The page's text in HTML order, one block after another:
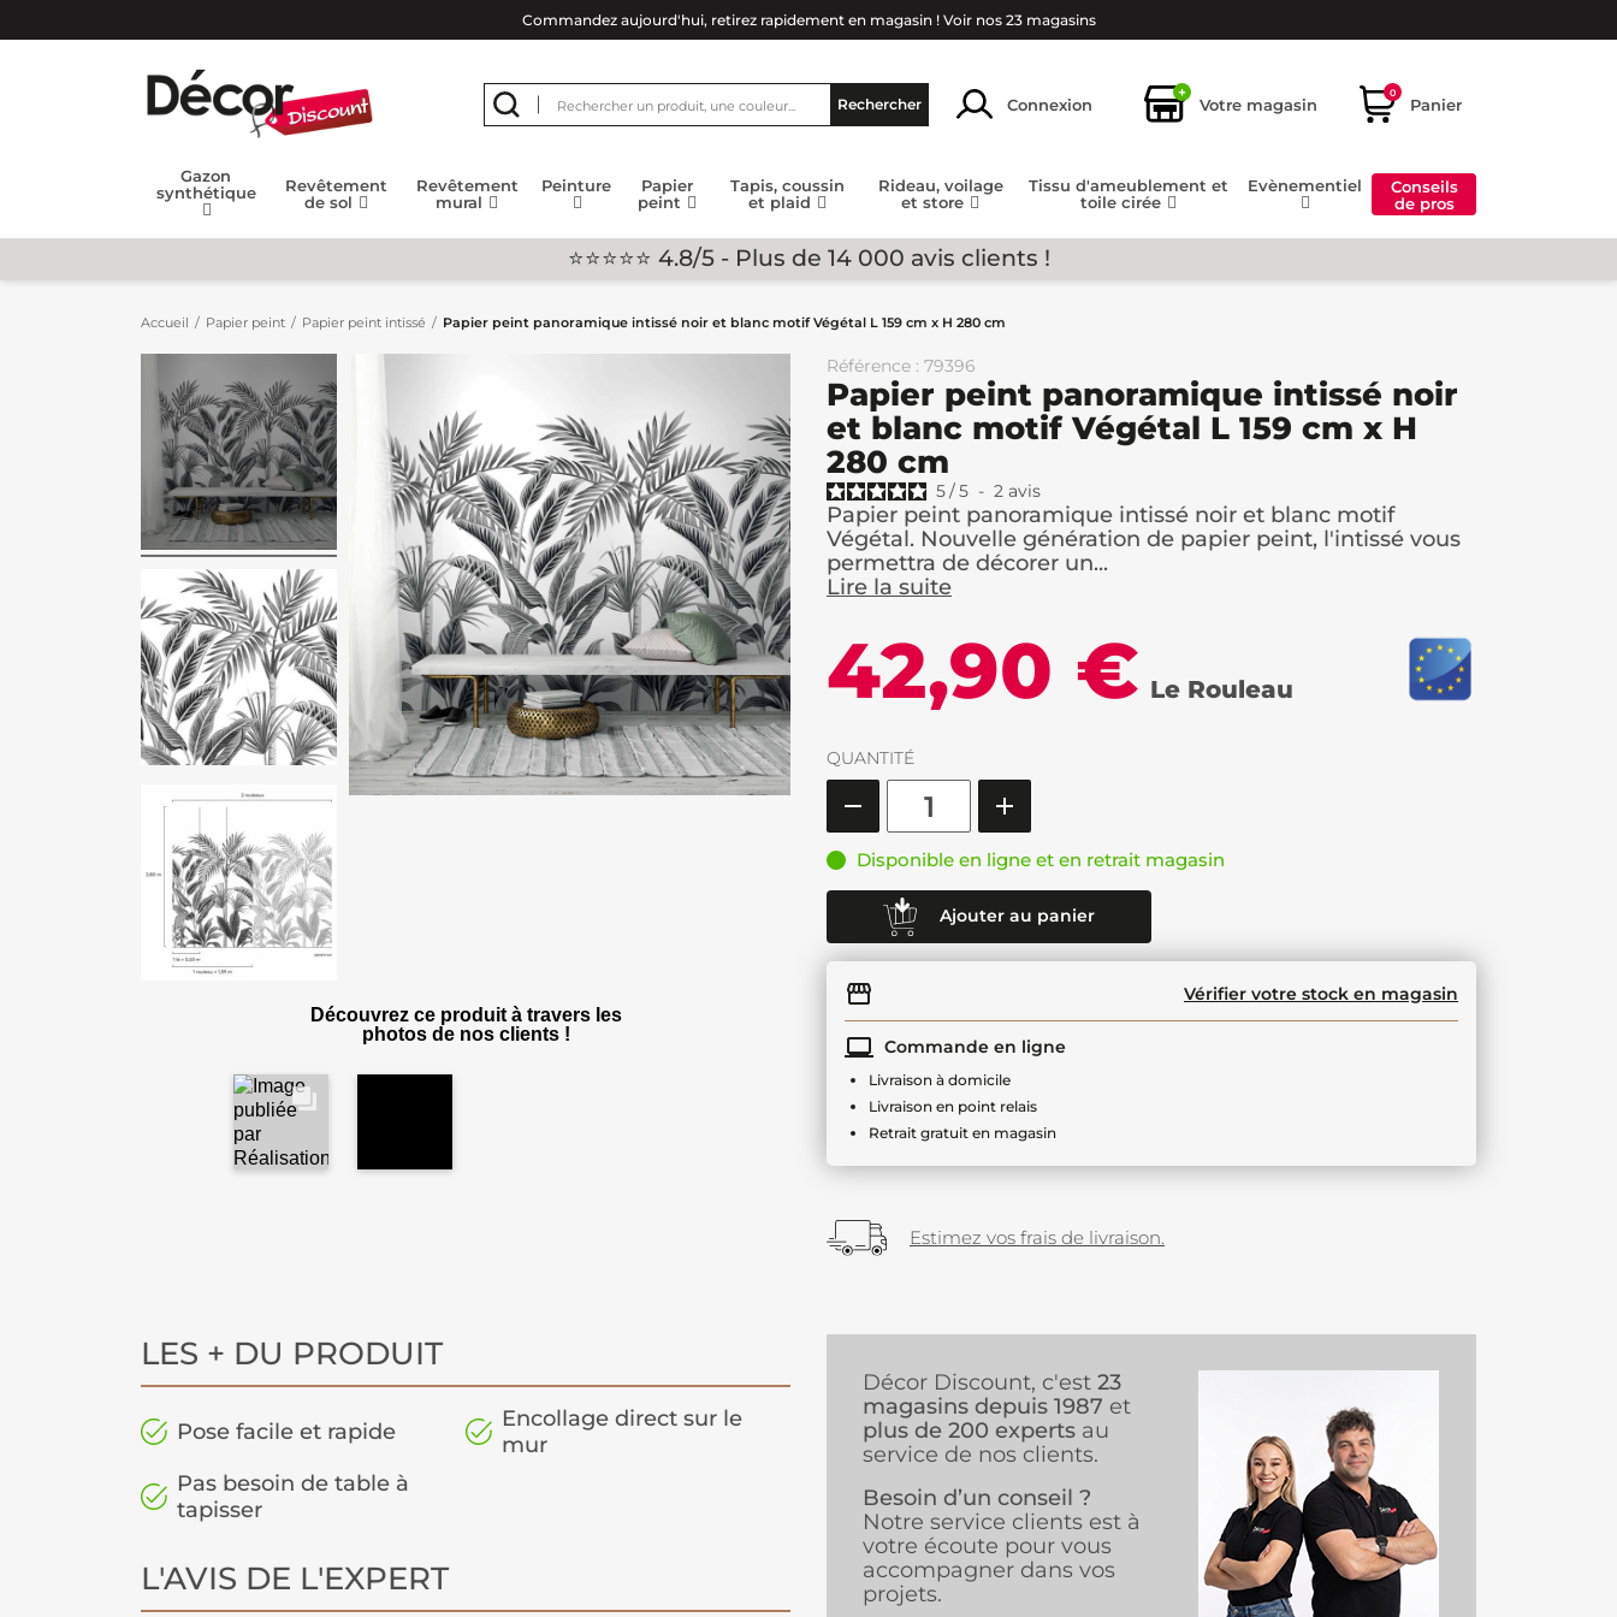
Commandez aujourd'hui, retirez rapidement en magasin ! Voir nos 23 magasins
Rechercher Connexion
+
Votre magasin
0
Panier
Gazon
synthétique
Revêtement
de sol
Revêtement
mural
Peinture
Papier
peint
Tapis, coussin
et plaid
Rideau, voilage
et store
Tissu d'ameublement et
toile cirée
Evènementiel
Conseils
de pros
⭐⭐⭐⭐⭐ 4.8/5 - Plus de 14 000 avis clients !
Accueil Papier peint Papier peint intissé Papier peint panoramique intissé noir et blanc motif Végétal L 159 cm x H 280 cm
Découvrez ce produit à travers les
photos de nos clients !
Référence : 79396
Papier peint panoramique intissé noir
et blanc motif Végétal L 159 cm x H
280 cm
5/5 - 2 avis
Papier peint panoramique intissé noir et blanc motif
Végétal. Nouvelle génération de papier peint, l'intissé vous
permettra de décorer un...
Lire la suite
42,90 € Le Rouleau
QUANTITÉ
Disponible en ligne et en retrait magasin
Ajouter au panier
Vérifier votre stock en magasin
Commande en ligne
Livraison à domicile
Livraison en point relais
Retrait gratuit en magasin
Estimez vos frais de livraison.
LES + DU PRODUIT
Pose facile et rapide
Encollage direct sur le
mur
Pas besoin de table à
tapisser
L'AVIS DE L'EXPERT
Décor Discount, c'est 23
magasins depuis 1987 et
plus de 200 experts au
service de nos clients.
Besoin d’un conseil ?
Notre service clients est à
votre écoute pour vous
accompagner dans vos
projets.